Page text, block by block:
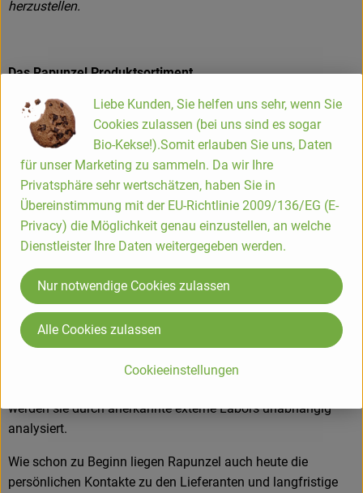
herzustellen.
Das Rapunzel Produktsortiment
Die Rapunzel Produkte der ersten Stunde waren Nussmuse,
Trockenfrüchte und Müsli. Inzwischen umfasst das
Sortiment ca. 550 Produkte. Zusätzlich zählen heute
Erzeugnisse wie Teigwaren, Speiseöle, Schokoladen und
Kaffee zum Kernsortiment. Die Hälfte dieser Produkte wird in
Legau im Allgäu hergestellt oder verarbeitet.
Produkte in bester Bio-Qualität
Produktqualität steht bei Rapunzel an erster Stelle. Das
Qualitätssicherungs-Team nimmt daher eine
Schlüsselposition im Unternehmen ein. Die Kontrollen der
Rohstoffe beginnen bereits auf dem Feld. Bei Wareneingang
werden sie durch anerkannte externe Labors unabhängig
analysiert.
Wie schon zu Beginn liegen Rapunzel auch heute die
persönlichen Kontakte zu den Lieferanten und langfristige
Liebe Kunden, Sie helfen uns sehr, wenn Sie
Cookies zulassen (bei uns sind es sogar
Bio-Kekse!).Somit erlauben Sie uns, Daten
für unser Marketing zu sammeln. Da wir Ihre
Privatsphäre sehr wertschätzen, haben Sie in
Übereinstimmung mit der EU-Richtlinie 2009/136/EG (E-
Privacy) die Möglichkeit genau einzustellen, an welche
Dienstleister Ihre Daten weitergegeben werden.
Cookieeinstellungen
Nur notwendige Cookies zulassen
Alle Cookies zulassen